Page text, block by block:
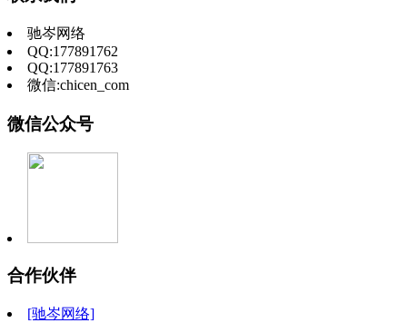
驰岑网络
QQ:177891762
QQ:177891763
微信:chicen_com
微信公众号
合作伙伴
[驰岑网络]